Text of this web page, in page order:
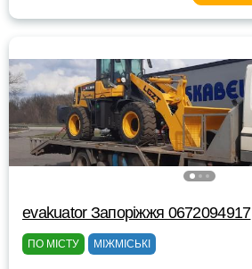
evakuator Запоріжжя 0672094917
ПО МІСТУ МІЖМІСЬКІ